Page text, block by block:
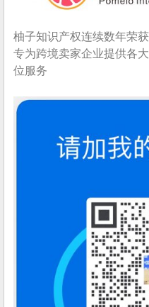
柚子知识产权连续数年荣
专为跨境卖家企业提供各
位服务